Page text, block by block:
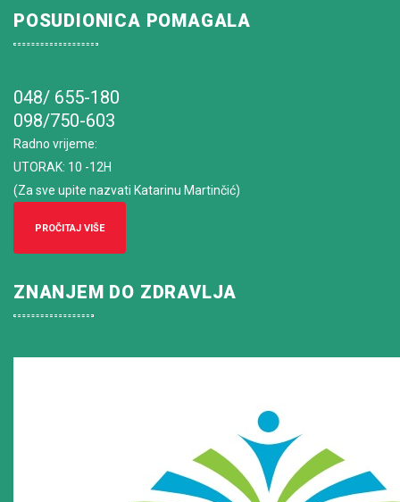
POSUDIONICA POMAGALA
048/ 655-180
098/750-603
Radno vrijeme:
UTORAK: 10 -12H
(Za sve upite nazvati Katarinu Martinčić)
PROČITAJ VIŠE
ZNANJEM DO ZDRAVLJA